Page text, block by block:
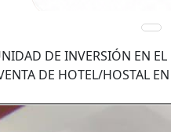
DE INVERSIÓN EN EL
DE HOTEL/HOSTAL EN